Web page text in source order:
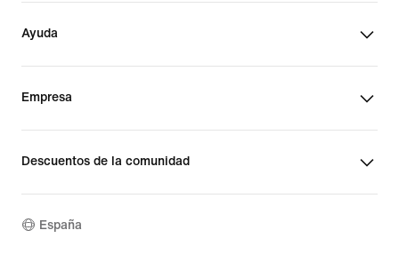
Ayuda
Empresa
Descuentos de la comunidad
España